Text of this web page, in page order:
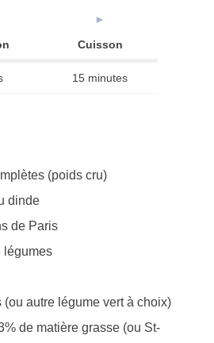
►
Cuisson
15 minutes
(poids cru)
dinde
de Paris
légumes
(ou autre légume vert à choix)
de matière grasse (ou St-